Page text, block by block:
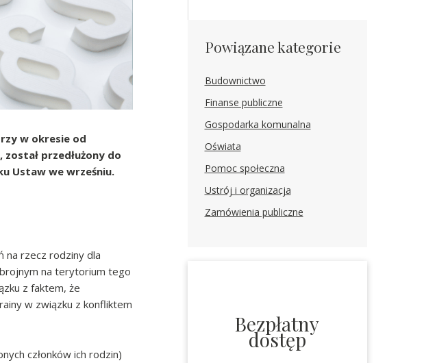
w okresie od
przedłużony do
Ustaw we wrześniu.
na rzecz rodziny dla
na terytorium tego
z faktem, że
w związku z konfliktem
członków ich rodzin)
Powiązane kategorie
Budownictwo
Finanse publiczne
Gospodarka komunalna
Oświata
Pomoc społeczna
Ustrój i organizacja
Zamówienia publiczne
Bezpłatny
dostęp